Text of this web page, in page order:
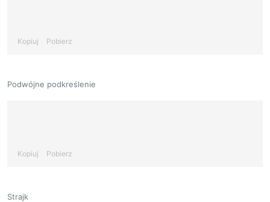
Kopiuj Pobierz
Podwójne podkreślenie
Kopiuj Pobierz
Strajk